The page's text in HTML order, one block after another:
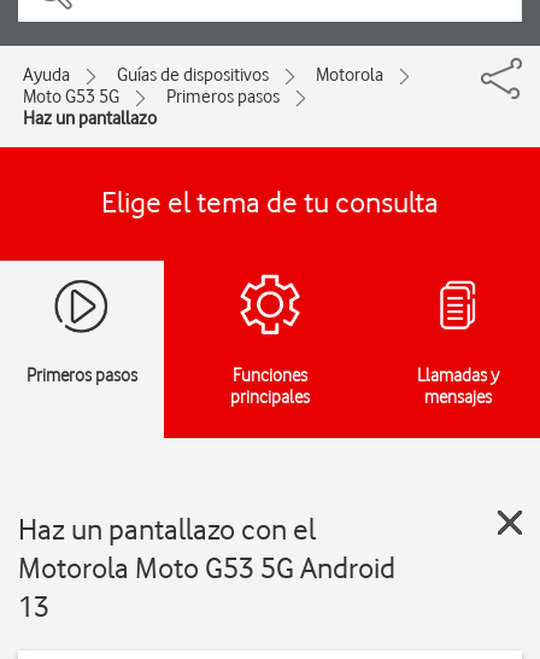
Ayuda Guías de dispositivos
Motorola
Moto G53 5G
Primeros pasos
Haz un pantallazo
Elige el tema de tu consulta
Primeros pasos
Funciones
principales
Llamadas y
mensajes
Haz un pantallazo con el
Motorola Moto G53 5G Android
13